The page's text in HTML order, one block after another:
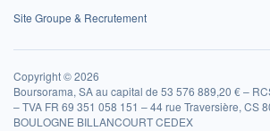
Site Groupe & Recrutement
Copyright © 2026
Boursorama, SA au capital de 53 576 889,20 € –
– TVA FR 69 351 058 151 – 44 rue Traversière, CS
BOULOGNE BILLANCOURT CEDEX